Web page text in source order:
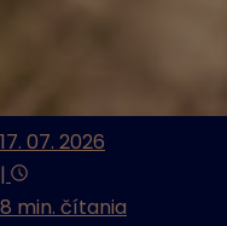
17. 07. 2026
|
8 min. čítania